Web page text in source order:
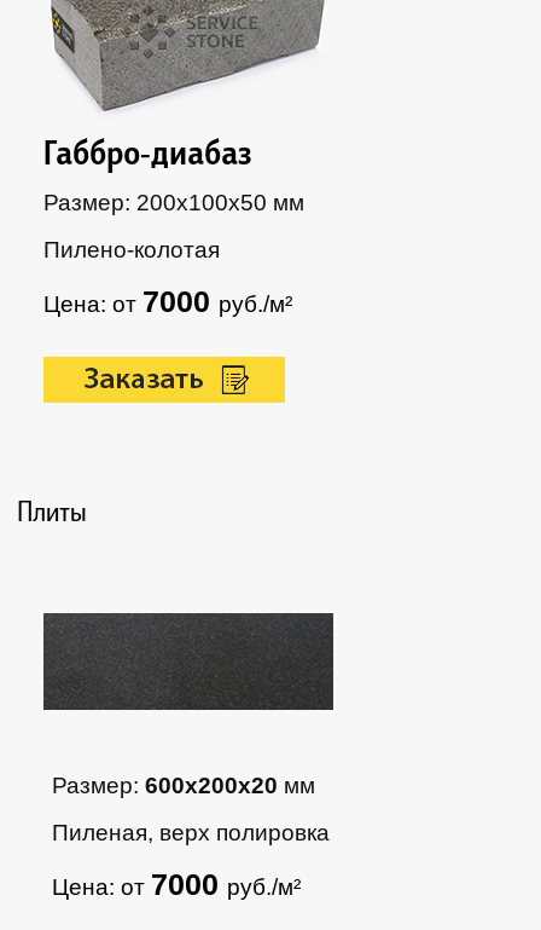
Габбро-диабаз
Размер: 200х100х50 мм
Пилено-колотая
Цена: от 7000 руб./м²
Плиты
Размер:600х200х20 мм
Пиленая, верх полировка
Цена: от 7000 руб./м²